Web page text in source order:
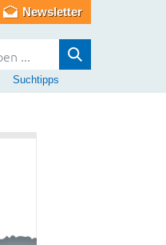
Newsletter
Suchtipps